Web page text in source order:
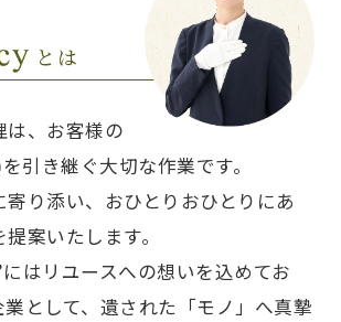
とは
は、お客様の
引き継ぐ大切な作業です。
寄り添い、おひとりおひとりにあ
案いたします。
はリユースへの想いを込めてお
業として、遺された「モノ」へ真摯